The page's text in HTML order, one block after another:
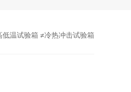
低温试验箱 ≠冷热冲击试验箱